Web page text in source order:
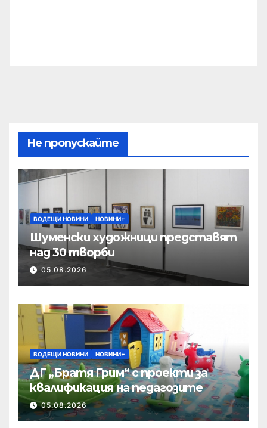
Не пропускайте
ВОДЕЩИ НОВИНИ НОВИНИ+
Шуменски художници представят
над 30 творби
05.08.2026
ВОДЕЩИ НОВИНИ НОВИНИ+
ДГ „Братя Грим“ с проекти за
квалификация на педагозите
05.08.2026